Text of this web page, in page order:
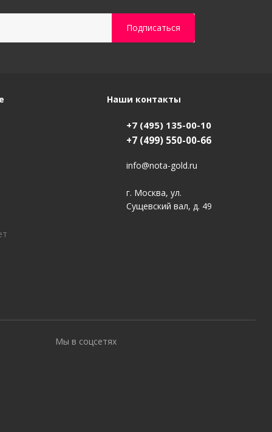
Наши контакты
+7 (495) 135-00-10
+7 (499) 550-00-66
info@nota-gold.ru
г. Москва, ул.
Сущевский вал, д. 49
Мы в соцсетях